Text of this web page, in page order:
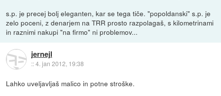
s.p. je precej bolj eleganten, kar se tega tiče. "popoldanski" s.p. je
zelo poceni, z denarjem na TRR prosto razpolagaš, s kilometrinami
in raznimi nakupi "na firmo" ni problemov...
jernejl
::4. jan 2012, 19:38
Lahko uveljavljaš malico in potne stroške.